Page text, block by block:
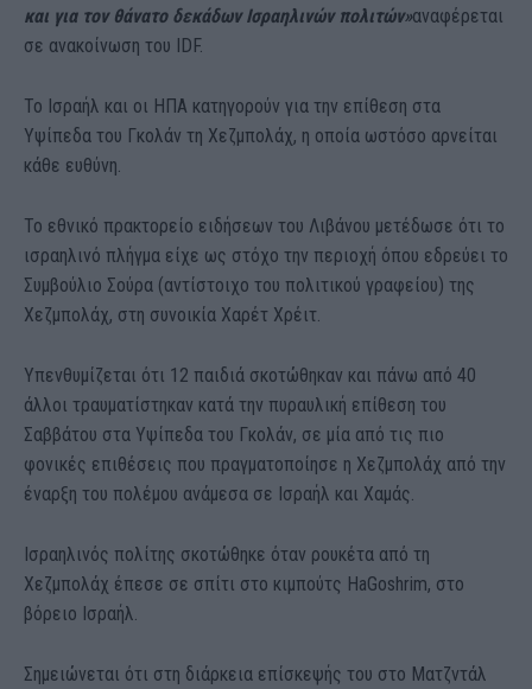
και για τον θάνατο δεκάδων Ισραηλινών πολιτών»αναφέρεται
σε ανακοίνωση του IDF.
Το Ισραήλ και οι ΗΠΑ κατηγορούν για την επίθεση στα
Υψίπεδα του Γκολάν τη Χεζμπολάχ, η οποία ωστόσο αρνείται
κάθε ευθύνη.
Το εθνικό πρακτορείο ειδήσεων του Λιβάνου μετέδωσε ότι το
ισραηλινό πλήγμα είχε ως στόχο την περιοχή όπου εδρεύει το
Συμβούλιο Σούρα (αντίστοιχο του πολιτικού γραφείου) της
Χεζμπολάχ, στη συνοικία Χαρέτ Χρέιτ.
Υπενθυμίζεται ότι 12 παιδιά σκοτώθηκαν και πάνω από 40
άλλοι τραυματίστηκαν κατά την πυραυλική επίθεση του
Σαββάτου στα Υψίπεδα του Γκολάν, σε μία από τις πιο
φονικές επιθέσεις που πραγματοποίησε η Χεζμπολάχ από την
έναρξη του πολέμου ανάμεσα σε Ισραήλ και Χαμάς.
Ισραηλινός πολίτης σκοτώθηκε όταν ρουκέτα από τη
Χεζμπολάχ έπεσε σε σπίτι στο κιμπούτς HaGoshrim, στο
βόρειο Ισραήλ.
Σημειώνεται ότι στη διάρκεια επίσκεψής του στο Ματζντάλ